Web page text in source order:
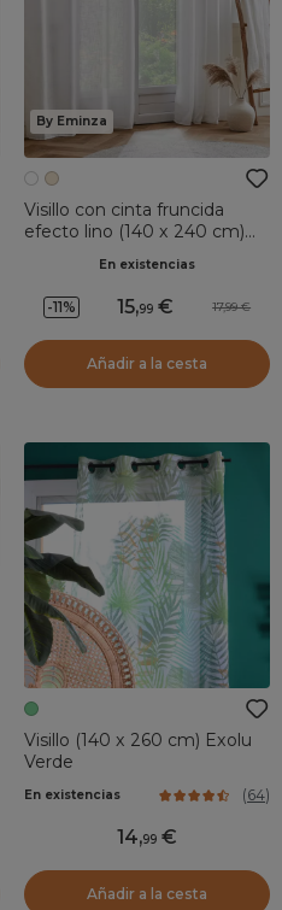
By Eminza
Visillo con cinta fruncida
efecto lino (140 x 240 cm)
En existencias
-11% 15,99 17,99
Añadir a la cesta
Visillo (140 x 260 cm) Exolu
Verde
En existencias (64)
14,99
Añadir a la cesta